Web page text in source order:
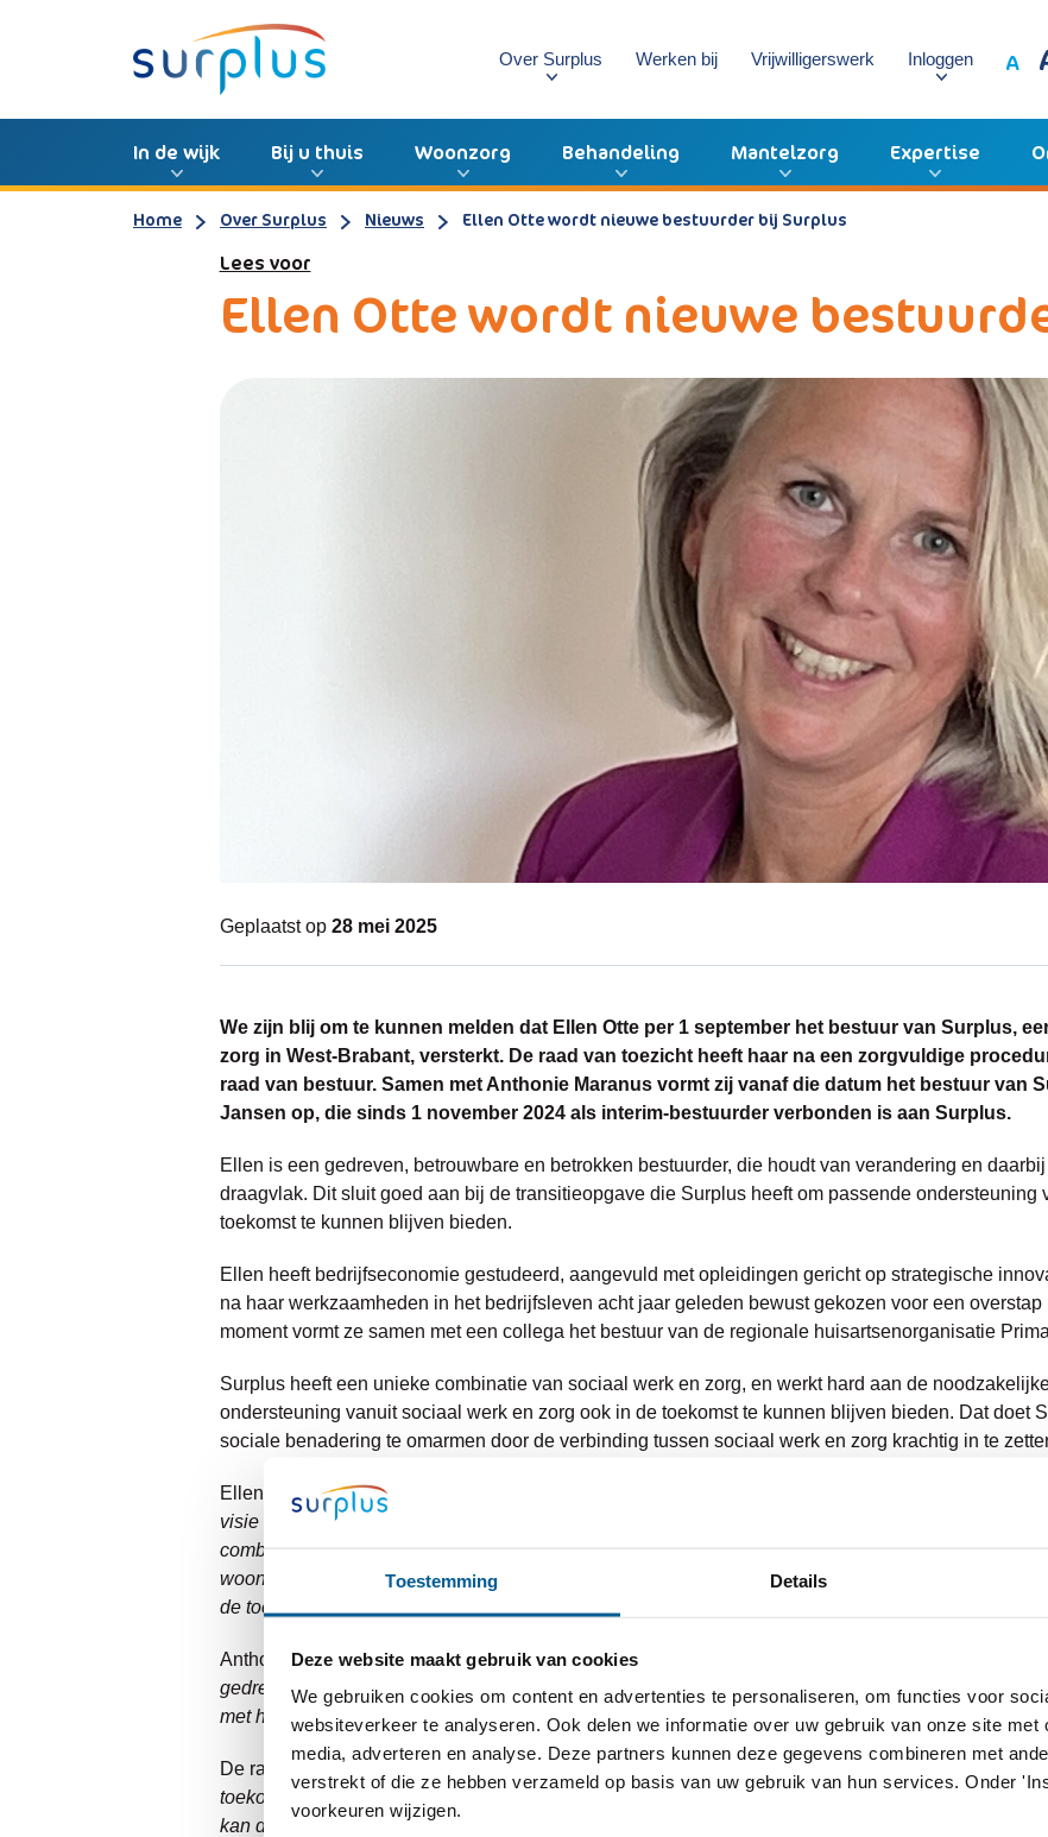
Toestemming Details
Deze website maakt gebruik van cookies
We gebruiken cookies om content en advertenties te personaliseren, om functies voor
websiteverkeer te analyseren. Ook delen we informatie over uw gebruik van onze site met
media, adverteren en analyse. Deze partners kunnen deze gegevens combineren met
verstrekt of die ze hebben verzameld op basis van uw gebruik van hun services. Onder
voorkeuren wijzigen.
Over Surplus Werken bij Vrijwilligerswerk Inloggen A
In de wijk Bij u thuis Woonzorg Behandeling Mantelzorg Expertise
Home Over Surplus Nieuws Ellen Otte wordt nieuwe bestuurder bij Surplus
Lees voor
Ellen Otte wordt nieuwe
Geplaatst op 28 mei 2025
We zijn blij om te kunnen melden dat Ellen Otte per 1 september het bestuur van Surplus,
zorg in West-Brabant, versterkt. De raad van toezicht heeft haar na een zorgvuldige
raad van bestuur. Samen met Anthonie Maranus vormt zij vanaf die datum het bestuur van
Jansen op, die sinds 1 november 2024 als interim-bestuurder verbonden is aan Surplus.
Ellen is een gedreven, betrouwbare en betrokken bestuurder, die houdt van verandering en
draagvlak. Dit sluit goed aan bij de transitieopgave die Surplus heeft om passende ondersteuning
toekomst te kunnen blijven bieden.
Ellen heeft bedrijfseconomie gestudeerd, aangevuld met opleidingen gericht op strategische
na haar werkzaamheden in het bedrijfsleven acht jaar geleden bewust gekozen voor een
moment vormt ze samen met een collega het bestuur van de regionale huisartsenorganisatie
Surplus heeft een unieke combinatie van sociaal werk en zorg, en werkt hard aan de
ondersteuning vanuit sociaal werk en zorg ook in de toekomst te kunnen blijven bieden. Dat doet
sociale benadering te omarmen door de verbinding tussen sociaal werk en zorg krachtig in te
Ellen zegt daar zelf over: “
Surplus is een mooie organisatie, met betrokken en vakbekwame
visie gaat uit van oprechte aandacht voor cliënten en de wil te ondersteunen bij het verbeteren
combinatie van zorg en welzijn in huis is Surplus uitstekend gepositioneerd om de kracht in de
woonzorglocaties wordt de komende jaren de Sociale Benadering verder ingevoerd. Ik ben blij
de toekomst van Surplus
Anthonie kijkt uit naar de samenwerking met zijn nieuwe collega bestuurder: “
gedreven bestuurder én als een prettig persoon. Ze heeft een heldere visie op de toekomst van
met haar als nieuwe collega
De raad van toezicht is verheugd dat de vacature is ingevuld. Voorzitter Stefan de Kort zegt hierover:
toekomstgerichte, bevlogen en toegankelijke bestuurder gevonden. We zijn ervan overtuigd dat
kan doorontwikkelen naar een organisatie die klaar is voor de toekomst.”